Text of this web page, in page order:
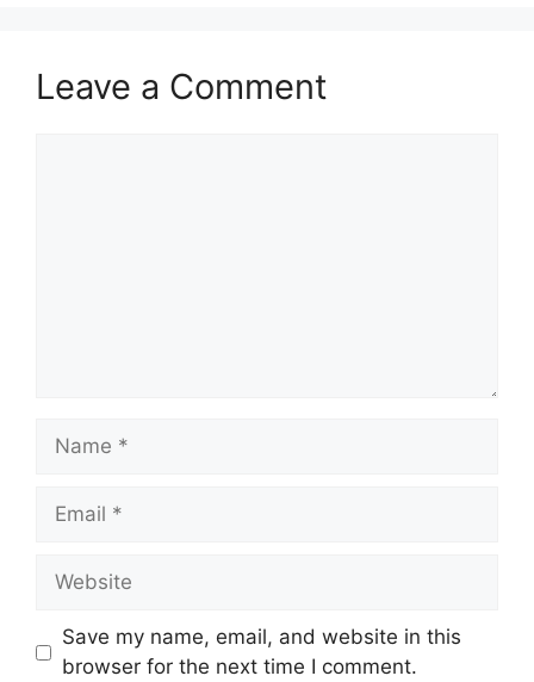
Leave a Comment
Name
Email
Website
Save my name, email, and website in this
browser for the next time I comment.